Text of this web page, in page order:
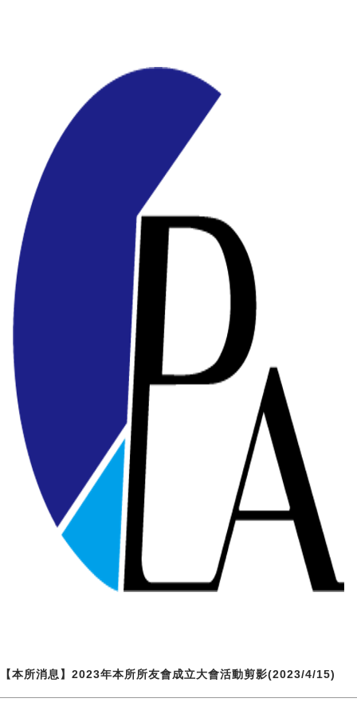
【本所消息】2023年本所所友會成立大會活動剪影(2023/4/15)